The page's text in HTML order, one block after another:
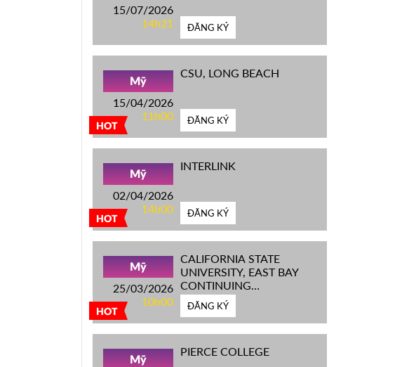
15/07/2026
14h21
ĐĂNG KÝ
HOT
Mỹ
15/04/2026
11h00
CSU, LONG BEACH
ĐĂNG KÝ
HOT
Mỹ
02/04/2026
14h00
INTERLINK
ĐĂNG KÝ
HOT
Mỹ
25/03/2026
10h00
CALIFORNIA STATE
UNIVERSITY, EAST BAY
CONTINUING
EDUCATION
ĐĂNG KÝ
Mỹ
PIERCE COLLEGE